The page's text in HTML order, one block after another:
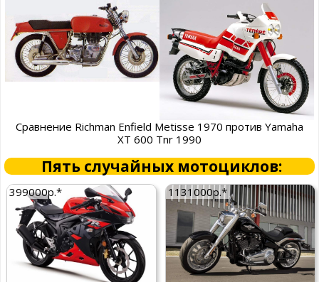
Сравнение Richman Enfield Metisse 1970 против Yamaha
XT 600 Tnr 1990
Пять случайных мотоциклов:
399000р.* 1131000р.*